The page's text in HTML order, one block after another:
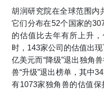
胡润研究院在全球范围内
它们分布在52个国家的
的估值比去年有所上升
时，143家公司的估值出
亿美元而“降级”退出独角
兽“升级”退出榜单，其中
有1073家独角兽的估值